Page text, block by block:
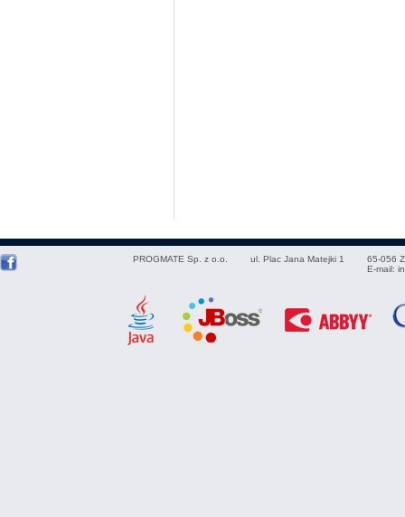
PROGMATE Sp. z o.o. ul. Plac Jana Matejki 1 65-056
E-mail: